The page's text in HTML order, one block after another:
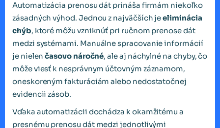
Automatizácia prenosu dát prináša firmám niekoľko
zásadných výhod. Jednou z najväčších jeeliminácia
chýb, ktoré môžu vzniknúť pri ručnom prenose dát
medzi systémami. Manuálne spracovanie informácií
je nielenčasovo náročné, ale aj náchylné na chyby, čo
môže viesť k nesprávnym účtovným záznamom,
oneskoreným fakturáciám alebo nedostatočnej
evidencii zásob.
Vďaka automatizácii dochádza k okamžitému a
presnému prenosu dát medzi jednotlivými